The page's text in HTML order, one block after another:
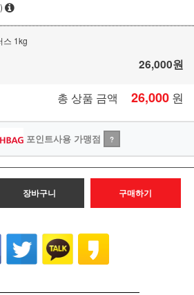
스 1kg
26,000원
총 상품 금액 26,000 원
포인트사용 가맹점 ?
장바구니 구매하기